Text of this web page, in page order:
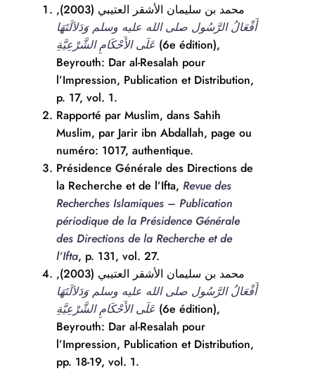
محمد بن سليمان الأشقر العتيبي (2003),
أَفْعَالُ الرَّسُول صلى الله عليه وسلم وَدَلاَلَتَهَا
عَلَى الأَحْكَامِ الشَّرْعِيَّةِ (6e édition),
Beyrouth: Dar al-Resalah pour
l’Impression, Publication et Distribution,
p. 17, vol. 1.
Rapporté par Muslim, dans Sahih
Muslim, par Jarir ibn Abdallah, page ou
numéro: 1017, authentique.
Présidence Générale des Directions de
la Recherche et de l’Ifta, Revue des
Recherches Islamiques – Publication
périodique de la Présidence Générale
des Directions de la Recherche et de
l’Ifta, p. 131, vol. 27.
محمد بن سليمان الأشقر العتيبي (2003),
أَفْعَالُ الرَّسُول صلى الله عليه وسلم وَدَلاَلَتَهَا
عَلَى الأَحْكَامِ الشَّرْعِيَّةِ (6e édition),
Beyrouth: Dar al-Resalah pour
l’Impression, Publication et Distribution,
pp. 18-19, vol. 1.